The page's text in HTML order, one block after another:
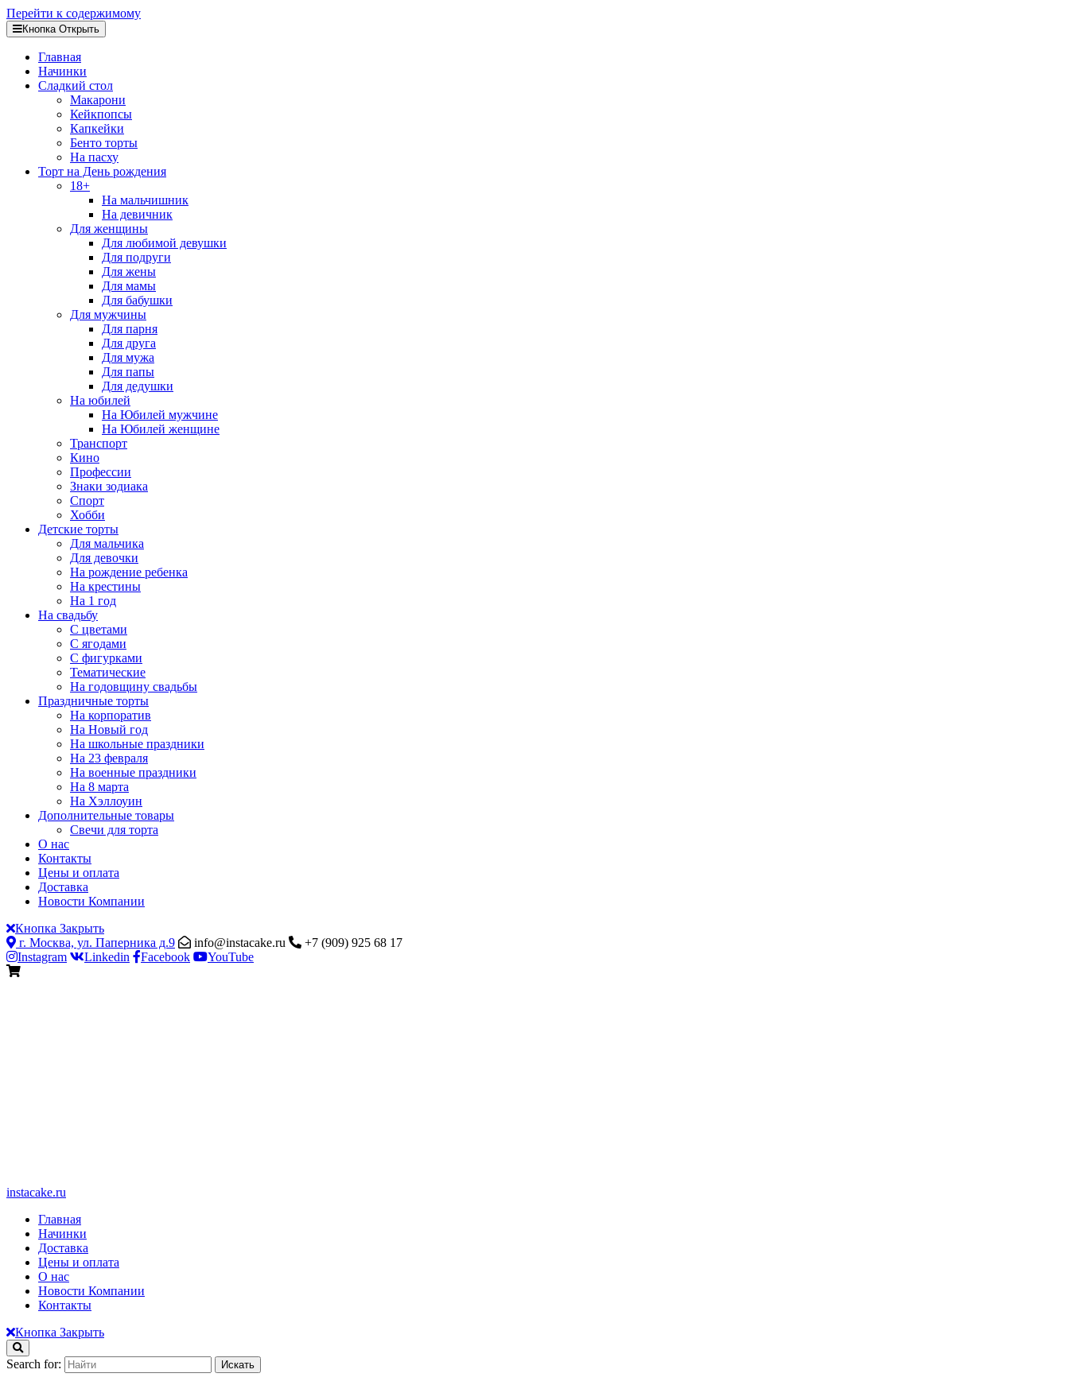
Перейти к содержимому
Кнопка Открыть
Главная
Начинки
Сладкий стол
Макарони
Кейкпопсы
Капкейки
Бенто торты
На пасху
Торт на День рождения
18+
На мальчишник
На девичник
Для женщины
Для любимой девушки
Для подруги
Для жены
Для мамы
Для бабушки
Для мужчины
Для парня
Для друга
Для мужа
Для папы
Для дедушки
На юбилей
На Юбилей мужчине
На Юбилей женщине
Транспорт
Кино
Профессии
Знаки зодиака
Спорт
Хобби
Детские торты
Для мальчика
Для девочки
На рождение ребенка
На крестины
На 1 год
На свадьбу
С цветами
С ягодами
С фигурками
Тематические
На годовщину свадьбы
Праздничные торты
На корпоратив
На Новый год
На школьные праздники
На 23 февраля
На военные праздники
На 8 марта
На Хэллоуин
Дополнительные товары
Свечи для торта
О нас
Контакты
Цены и оплата
Доставка
Новости Компании
Кнопка Закрыть
г. Москва, ул. Паперника д.9
info@instacake.ru
+7 (909) 925 68 17
Instagram
Linkedin Facebook YouTube
instacake.ru
Главная
Начинки
Доставка
Цены и оплата
О нас
Новости Компании
Контакты
Кнопка Закрыть
Search for: